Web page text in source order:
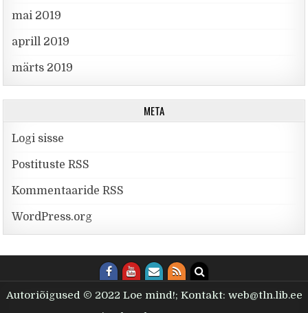
mai 2019
aprill 2019
märts 2019
META
Logi sisse
Postituste RSS
Kommentaaride RSS
WordPress.org
Autoriõigused © 2022 Loe mind!; Kontakt: web@tln.lib.ee